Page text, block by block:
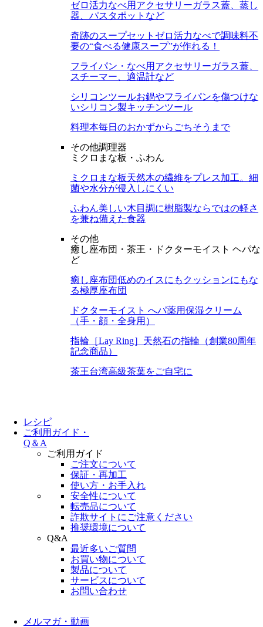
ゼロ活力なべ用アクセサリーガラス蓋、蒸し
器、パスタポットなど
奇跡のスープセット ゼロ活力なべで調味料不
要の“食べる健康スープ”が作れる！
フライパン・なべ用アクセサリーガラス蓋、
スチーマー、適温計など
シリコンツールお鍋やフライパンを傷つけな
いシリコン製キッチンツール
料理本毎日のおかずからごちそうまで
その他調理器
ミクロまな板・ふわん
ミクロまな板天然木の繊維をプレス加工。細
菌や水分が侵入しにくい
ふわん美しい木目調に樹脂製ならではの軽さ
を兼ね備えた食器
その他
癒し座布団・茶王・ドクターモイスト ヘパな
ど
癒し座布団低めのイスにもクッションにもな
る極厚座布団
ドクターモイスト へパ薬用保湿クリーム
（手・顔・全身用）
指輪［Lay Ring］ 天然石の指輪（創業80周年
記念商品）
茶王台湾高級茶葉をご自宅に
レシピ
ご利用ガイド・
Q＆A
ご利用ガイド
ご注文について
保証・再加工
使い方・お手入れ
安全性について
転売品について
詐欺サイトにご注意ください
推奨環境について
Q&A
最近多いご質問
お買い物について
製品について
サービスについて
お問い合わせ
メルマガ・動画